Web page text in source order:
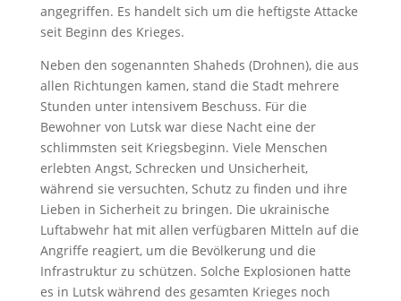
angegriffen. Es handelt sich um die heftigste Attacke
seit Beginn des Krieges.
Neben den sogenannten Shaheds (Drohnen), die aus
allen Richtungen kamen, stand die Stadt mehrere
Stunden unter intensivem Beschuss. Für die
Bewohner von Lutsk war diese Nacht eine der
schlimmsten seit Kriegsbeginn. Viele Menschen
erlebten Angst, Schrecken und Unsicherheit,
während sie versuchten, Schutz zu finden und ihre
Lieben in Sicherheit zu bringen. Die ukrainische
Luftabwehr hat mit allen verfügbaren Mitteln auf die
Angriffe reagiert, um die Bevölkerung und die
Infrastruktur zu schützen. Solche Explosionen hatte
es in Lutsk während des gesamten Krieges noch